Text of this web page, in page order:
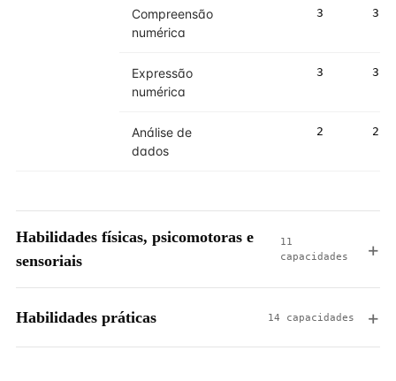
Compreensão
numérica
3 3
Expressão
numérica
3 3
Análise de
dados
2 2
Habilidades físicas, psicomotoras e
sensoriais
11
capacidades
Habilidades práticas 14 capacidades